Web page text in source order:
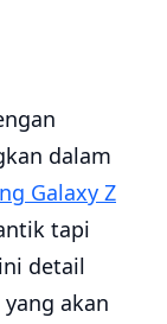
dalam
Galaxy Z
tapi
detail
akan